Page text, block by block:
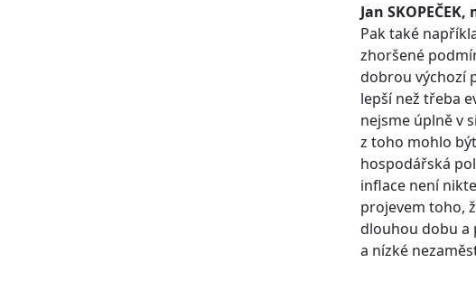
Jan
Pak také
zhoršené
dobrou výchozí
lepší než třeba
nejsme úplně v
z toho mohlo
hospodářská
inflace není
projevem toho,
dlouhou dobu a
a nízké